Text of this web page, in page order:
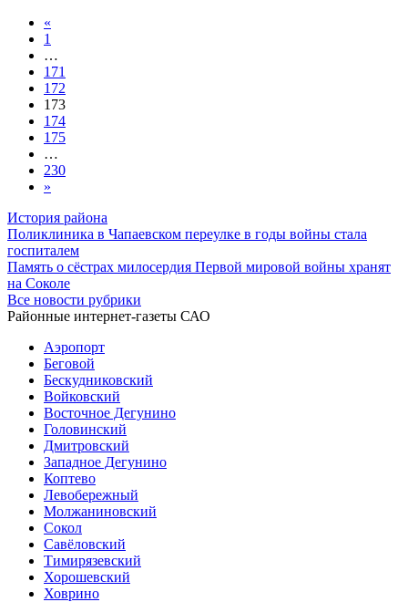
«
1
…
171
172
173
174
175
…
230
»
История района
Поликлиника в Чапаевском переулке в годы войны стала
госпиталем
Память о сёстрах милосердия Первой мировой войны хранят
на Соколе
Все новости рубрики
Районные интернет-газеты САО
Аэропорт
Беговой
Бескудниковский
Войковский
Восточное Дегунино
Головинский
Дмитровский
Западное Дегунино
Коптево
Левобережный
Молжаниновский
Сокол
Савёловский
Тимирязевский
Хорошевский
Ховрино